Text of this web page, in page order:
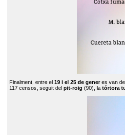
Finalment, entre el 19 i el 25 de generes van
117 censos, seguit del pit-roig (90), la tórtora